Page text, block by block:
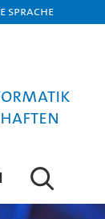
Sprache